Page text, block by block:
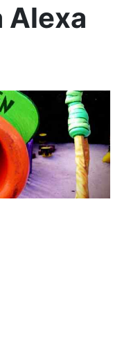
Alexa